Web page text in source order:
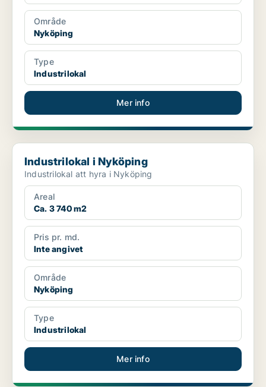
Område
Nyköping
Type
Industrilokal
Mer info
Industrilokal i Nyköping
Industrilokal i Nyköping
Industrilokal att hyra i Nyköping
Areal
Ca. 3 740 m2
Pris pr. md.
Inte angivet
Område
Nyköping
Type
Industrilokal
Mer info